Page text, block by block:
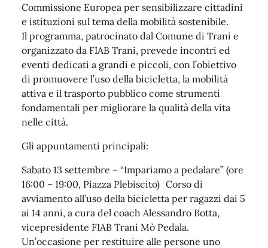
Commissione Europea per sensibilizzare cittadini
e istituzioni sul tema della mobilità sostenibile.
Il programma, patrocinato dal Comune di Trani e
organizzato da FIAB Trani, prevede incontri ed
eventi dedicati a grandi e piccoli, con l’obiettivo
di promuovere l’uso della bicicletta, la mobilità
attiva e il trasporto pubblico come strumenti
fondamentali per migliorare la qualità della vita
nelle città.
Gli appuntamenti principali:
Sabato 13 settembre – “Impariamo a pedalare” (ore
16:00 – 19:00, Piazza Plebiscito) Corso di
avviamento all’uso della bicicletta per ragazzi dai 5
ai 14 anni, a cura del coach Alessandro Botta,
vicepresidente FIAB Trani Mò Pedala.
Un’occasione per restituire alle persone uno